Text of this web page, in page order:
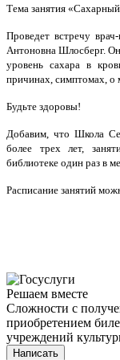
Тема занятия
Проведет встречу
Антоновна Шлосберг.
уровень сахара в
причинах, симптомах, о
Будьте здоровы!
Добавим, что Школа
более трех лет,
библиотеке один раз в
Расписание занятий
Решаем вместе
Сложности с
приобретением
учреждений
Написать